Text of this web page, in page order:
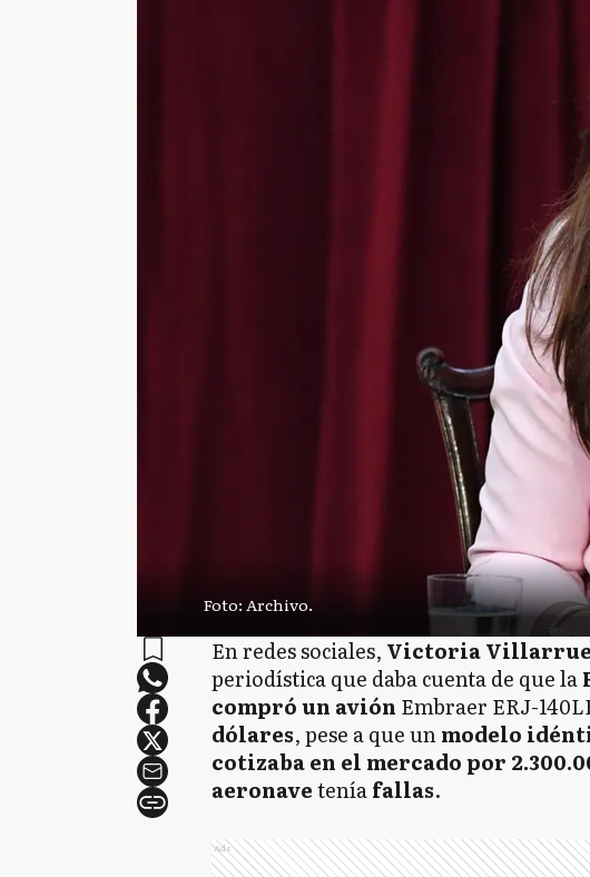
Foto: Archivo.
En redes sociales, Victoria
periodística que daba cuenta de que la
compró un avión Embraer ERJ-
dólares, pese a que unmodelo
cotizaba en el mercado por
aeronaveteníafallas.
Ads